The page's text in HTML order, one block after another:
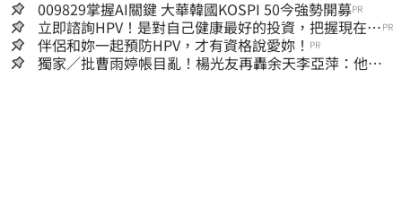
009829掌握AI關鍵 大華韓國KOSPI 50今強勢開募PR
立即諮詢HPV！是對自己健康最好的投資，把握現在不
嫌晚！
PR
伴侶和妳一起預防HPV，才有資格說愛妳！ PR
獨家／批曹雨婷帳目亂！楊光友再轟余天李亞萍：他們